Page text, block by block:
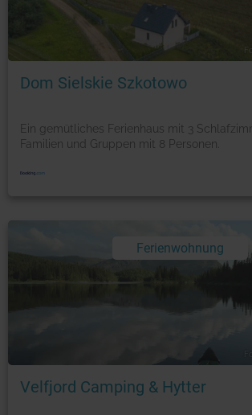
Dom Sielskie Szkotowo
Ein gemütliches Ferienhaus mit 3
Familien und Gruppen mit 8 Personen.
Ferienwohnung
Velfjord Camping & Hytter